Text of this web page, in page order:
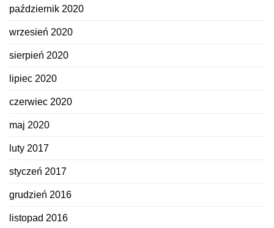
październik 2020
wrzesień 2020
sierpień 2020
lipiec 2020
czerwiec 2020
maj 2020
luty 2017
styczeń 2017
grudzień 2016
listopad 2016